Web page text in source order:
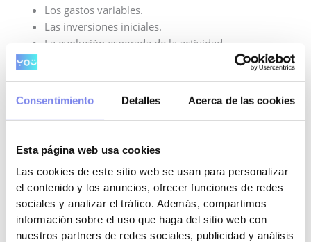
Consentimiento Detalles Acerca de las cookies
Esta página web usa cookies
Las cookies de este sitio web se usan para personalizar
el contenido y los anuncios, ofrecer funciones de redes
sociales y analizar el tráfico. Además, compartimos
información sobre el uso que haga del sitio web con
nuestros partners de redes sociales, publicidad y análisis
Los gastos variables.
Las inversiones iniciales.
La evolución esperada de la actividad.
El resultado previsto antes de impuestos.
con la realidad de la actividad.
Paso 3. Accede al trámite electrónico
La solicitud se cumplimenta a través de los formularios
oficiales disponibles en la sede electrónica de la Junta de
Andalucía.
Dependiendo de lo previsto en la convocatoria, pueden